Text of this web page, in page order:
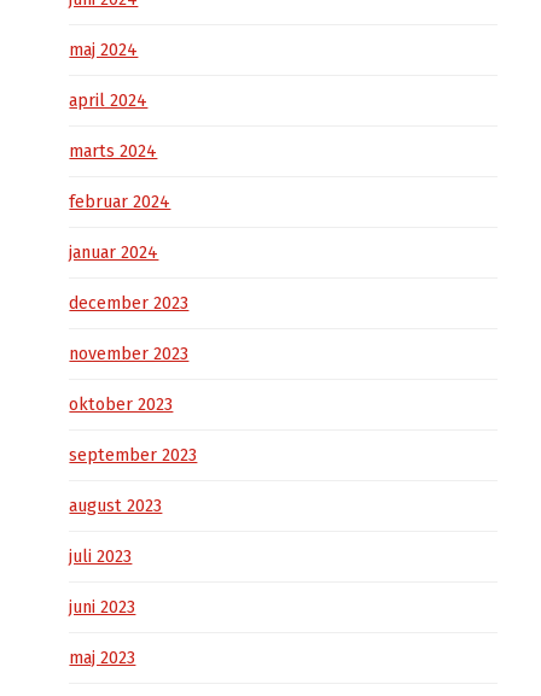
maj 2024
april 2024
marts 2024
februar 2024
januar 2024
december 2023
november 2023
oktober 2023
september 2023
august 2023
juli 2023
juni 2023
maj 2023